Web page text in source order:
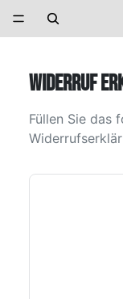
WIDERRUF
Füllen Sie das